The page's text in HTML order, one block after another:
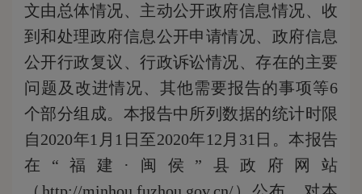
文由总体情况、主动公开政府信息情况、收
到和处理政府信息公开申请情况、政府信息
公开行政复议、行政诉讼情况、存在的主要
问题及改进情况、其他需要报告的事项等6
个部分组成。本报告中所列数据的统计时限
自2020年1月1日至2020年12月31日。本报告
在“福建·闽侯”县政府网站